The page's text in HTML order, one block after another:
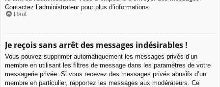
Contactez l’administrateur pour plus d’informations.
Haut
Je reçois sans arrêt des messages indésirables !
Vous pouvez supprimer automatiquement les messages privés d’un
membre en utilisant les filtres de message dans les paramètres de votre
messagerie privée. Si vous recevez des messages privés abusifs d’un
membre en particulier, rapportez les messages aux modérateurs. Ce